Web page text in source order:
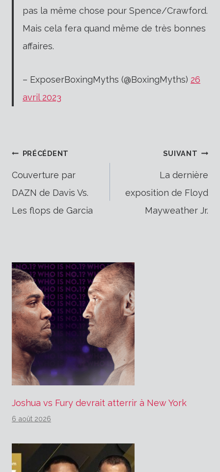
pas la même chose pour Spence/Crawford.
Mais cela fera quand même de très bonnes
affaires.
– ExposerBoxingMyths (@BoxingMyths) 26
avril 2023
Navigation
de
l’article
PRÉCÉDENT
Couverture par
DAZN de Davis Vs.
Les flops de Garcia
SUIVANT
La dernière
exposition de Floyd
Mayweather Jr.
Joshua vs Fury devrait atterrir à New York
6 août 2026